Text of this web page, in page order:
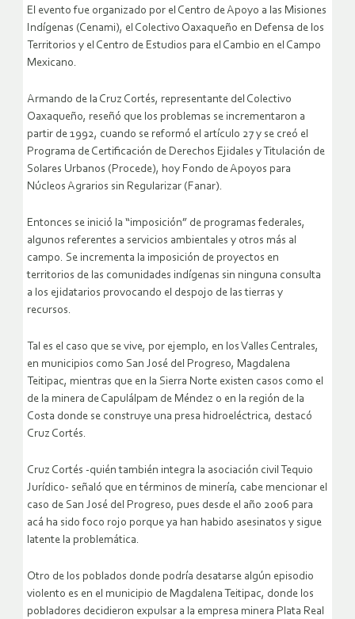
El evento fue organizado por el Centro de Apoyo a las Misiones
Indígenas (Cenami), el Colectivo Oaxaqueño en Defensa de los
Territorios y el Centro de Estudios para el Cambio en el Campo
Mexicano.
Armando de la Cruz Cortés, representante del Colectivo
Oaxaqueño, reseñó que los problemas se incrementaron a
partir de 1992, cuando se reformó el artículo 27 y se creó el
Programa de Certificación de Derechos Ejidales y Titulación de
Solares Urbanos (Procede), hoy Fondo de Apoyos para
Núcleos Agrarios sin Regularizar (Fanar).
Entonces se inició la “imposición” de programas federales,
algunos referentes a servicios ambientales y otros más al
campo. Se incrementa la imposición de proyectos en
territorios de las comunidades indígenas sin ninguna consulta
a los ejidatarios provocando el despojo de las tierras y
recursos.
Tal es el caso que se vive, por ejemplo, en los Valles Centrales,
en municipios como San José del Progreso, Magdalena
Teitipac, mientras que en la Sierra Norte existen casos como el
de la minera de Capulálpam de Méndez o en la región de la
Costa donde se construye una presa hidroeléctrica, destacó
Cruz Cortés.
Cruz Cortés -quién también integra la asociación civil Tequio
Jurídico- señaló que en términos de minería, cabe mencionar el
caso de San José del Progreso, pues desde el año 2006 para
acá ha sido foco rojo porque ya han habido asesinatos y sigue
latente la problemática.
Otro de los poblados donde podría desatarse algún episodio
violento es en el municipio de Magdalena Teitipac, donde los
pobladores decidieron expulsar a la empresa minera Plata Real